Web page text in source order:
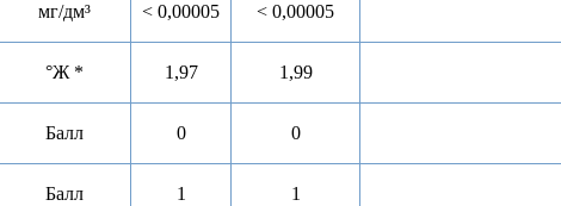
мг/дм³ < 0,00005 < 0,00005
°Ж * 1,97 1,99
Балл 0 0
Балл 1 1